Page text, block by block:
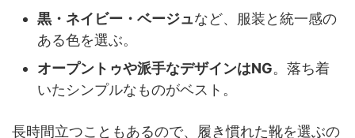
黒・ネイビー・ベージュなど、服装と統一感の
ある色を選ぶ。
オープントゥや派手なデザインはNG。落ち着
いたシンプルなものがベスト。
長時間立つこともあるので、履き慣れた靴を選ぶの